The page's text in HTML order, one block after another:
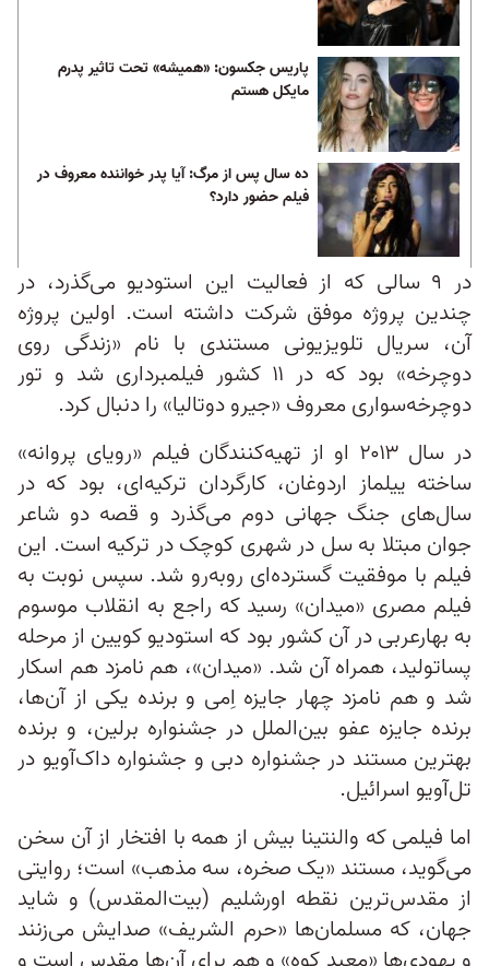
پاریس جکسون: «همیشه» تحت تاثیر پدرم
مایکل هستم
ده سال پس از مرگ:‌ آیا پدر خواننده معروف در
فیلم حضور دارد؟
در ۹ سالی که از فعالیت این استودیو می‌گذرد، در
چندین پروژه موفق شرکت داشته است. اولین پروژه
آن، سریال تلویزیونی مستندی با نام «زندگی روی
دوچرخه» بود که در ۱۱ کشور فیلمبرداری شد و تور
دوچرخه‌سواری معروف «جیرو دوتالیا» را دنبال کرد.
در سال ۲۰۱۳ او از تهیه‌کنندگان فیلم «رویای پروانه»
ساخته ییلماز اردوغان، کارگردان ترکیه‌ای،‌ بود که در
سال‌های جنگ جهانی دوم می‌گذرد و قصه دو شاعر
جوان مبتلا به سل در شهری کوچک در ترکیه است. این
فیلم با موفقیت‌ گسترده‌ای روبه‌رو شد. سپس نوبت به
فیلم مصری «میدان» رسید که راجع به انقلاب موسوم
به بهارعربی در آن کشور بود که استودیو کویین از مرحله
پساتولید، همراه آن شد. «میدان»، هم نامزد هم اسکار
شد و هم نامزد چهار جایزه اِمی و برنده یکی از آن‌ها،
برنده جایزه عفو بین‌الملل در جشنواره برلین، و برنده
بهترین مستند در جشنواره دبی و جشنواره داک‌آویو در
تل‌آویو اسرائیل.
اما فیلمی که والنتینا بیش از همه با افتخار از آن سخن
می‌گوید، مستند «یک صخره، سه مذهب» است؛ روایتی
از مقدس‌ترین نقطه اورشلیم (بیت‌المقدس‌) و شاید
جهان، که مسلمان‌ها «حرم الشریف»‌ صدایش می‌زنند